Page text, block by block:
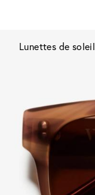
Lunettes de soleil